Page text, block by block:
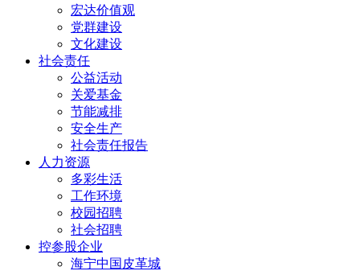
宏达价值观
党群建设
文化建设
社会责任
公益活动
关爱基金
节能减排
安全生产
社会责任报告
人力资源
多彩生活
工作环境
校园招聘
社会招聘
控参股企业
海宁中国皮革城